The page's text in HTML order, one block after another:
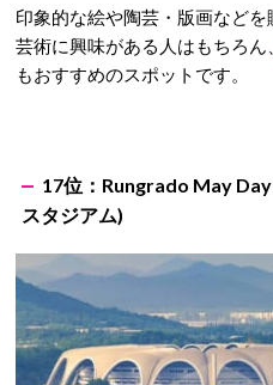
印象的な絵や陶芸・版画などを
芸術に興味がある人はもちろん、
もおすすめのスポットです。
17位：Rungrado May
スタジアム)